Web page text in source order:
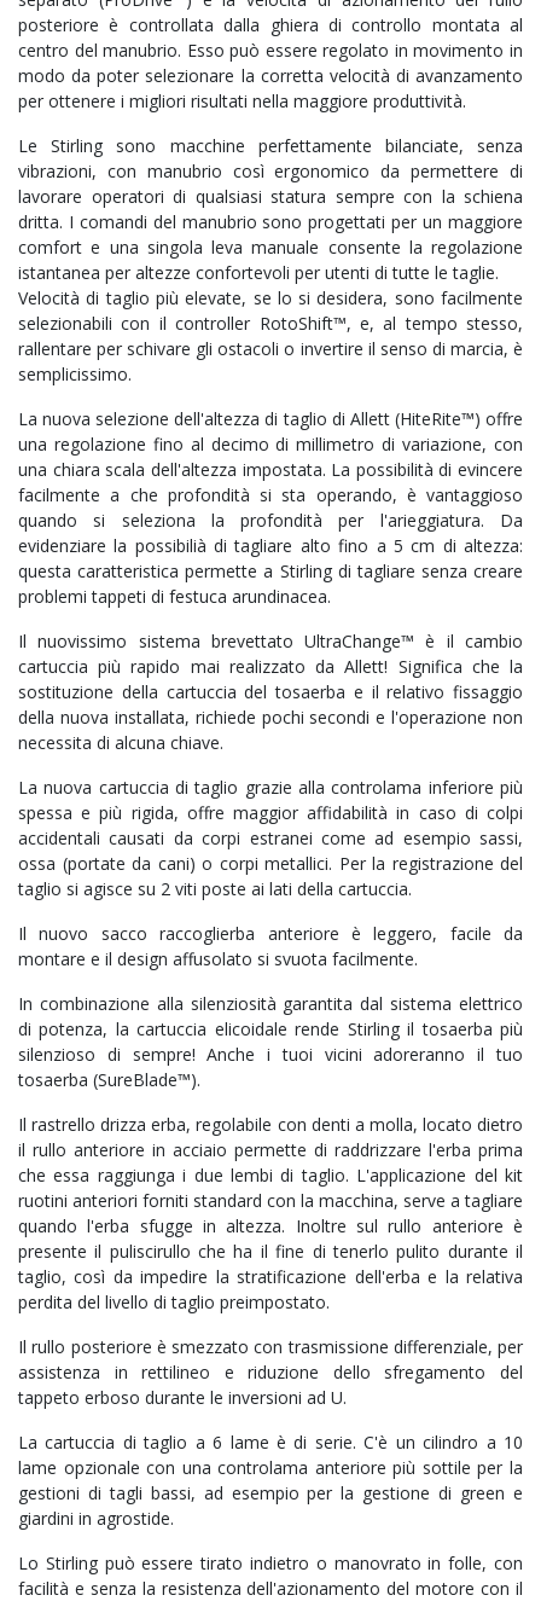
posteriore è controllata dalla ghiera di controllo montata al
centro del manubrio. Esso può essere regolato in movimento in
modo da poter selezionare la corretta velocità di avanzamento
per ottenere i migliori risultati nella maggiore produttività.
Le Stirling sono macchine perfettamente bilanciate, senza
vibrazioni, con manubrio così ergonomico da permettere di
lavorare operatori di qualsiasi statura sempre con la schiena
dritta. I comandi del manubrio sono progettati per un maggiore
comfort e una singola leva manuale consente la regolazione
istantanea per altezze confortevoli per utenti di tutte le taglie.
Velocità di taglio più elevate, se lo si desidera, sono facilmente
selezionabili con il controller RotoShift™, e, al tempo stesso,
rallentare per schivare gli ostacoli o invertire il senso di marcia, è
semplicissimo.
La nuova selezione dell'altezza di taglio di Allett (HiteRite™) offre
una regolazione fino al decimo di millimetro di variazione, con
una chiara scala dell'altezza impostata. La possibilità di evincere
facilmente a che profondità si sta operando, è vantaggioso
quando si seleziona la profondità per l'arieggiatura. Da
evidenziare la possibilià di tagliare alto fino a 5 cm di altezza:
questa caratteristica permette a Stirling di tagliare senza creare
problemi tappeti di festuca arundinacea.
Il nuovissimo sistema brevettato UltraChange™ è il cambio
cartuccia più rapido mai realizzato da Allett! Significa che la
sostituzione della cartuccia del tosaerba e il relativo fissaggio
della nuova installata, richiede pochi secondi e l'operazione non
necessita di alcuna chiave.
La nuova cartuccia di taglio grazie alla controlama inferiore più
spessa e più rigida, offre maggior affidabilità in caso di colpi
accidentali causati da corpi estranei come ad esempio sassi,
ossa (portate da cani) o corpi metallici. Per la registrazione del
taglio si agisce su 2 viti poste ai lati della cartuccia.
Il nuovo sacco raccoglierba anteriore è leggero, facile da
montare e il design affusolato si svuota facilmente.
In combinazione alla silenziosità garantita dal sistema elettrico
di potenza, la cartuccia elicoidale rende Stirling il tosaerba più
silenzioso di sempre! Anche i tuoi vicini adoreranno il tuo
tosaerba (SureBlade™).
Il rastrello drizza erba, regolabile con denti a molla, locato dietro
il rullo anteriore in acciaio permette di raddrizzare l'erba prima
che essa raggiunga i due lembi di taglio. L'applicazione del kit
ruotini anteriori forniti standard con la macchina, serve a tagliare
quando l'erba sfugge in altezza. Inoltre sul rullo anteriore è
presente il puliscirullo che ha il fine di tenerlo pulito durante il
taglio, così da impedire la stratificazione dell'erba e la relativa
perdita del livello di taglio preimpostato.
Il rullo posteriore è smezzato con trasmissione differenziale, per
assistenza in rettilineo e riduzione dello sfregamento del
tappeto erboso durante le inversioni ad U.
La cartuccia di taglio a 6 lame è di serie. C'è un cilindro a 10
lame opzionale con una controlama anteriore più sottile per la
gestioni di tagli bassi, ad esempio per la gestione di green e
giardini in agrostide.
Lo Stirling può essere tirato indietro o manovrato in folle, con
facilità e senza la resistenza dell'azionamento del motore con il